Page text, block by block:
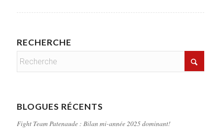
RECHERCHE
BLOGUES RÉCENTS
Fight Team Patenaude : Bilan mi-année 2025 dominant!